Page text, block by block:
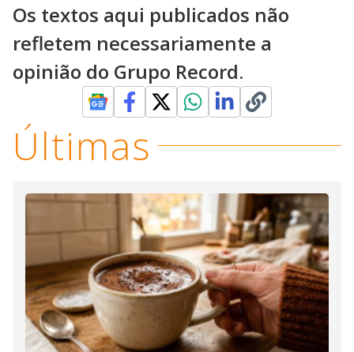
Os textos aqui publicados não
refletem necessariamente a
opinião do Grupo Record.
Últimas